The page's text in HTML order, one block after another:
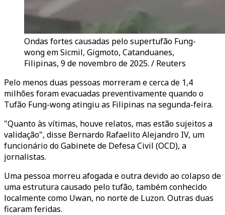
Ondas fortes causadas pelo supertufão Fung-
wong em Sicmil, Gigmoto, Catanduanes,
Filipinas, 9 de novembro de 2025. / Reuters
Pelo menos duas pessoas morreram e cerca de 1,4
milhões foram evacuadas preventivamente quando o
Tufão Fung-wong atingiu as Filipinas na segunda-feira.
"Quanto às vítimas, houve relatos, mas estão sujeitos a
validação", disse Bernardo Rafaelito Alejandro IV, um
funcionário do Gabinete de Defesa Civil (OCD), a
jornalistas.
Uma pessoa morreu afogada e outra devido ao colapso de
uma estrutura causado pelo tufão, também conhecido
localmente como Uwan, no norte de Luzon. Outras duas
ficaram feridas.